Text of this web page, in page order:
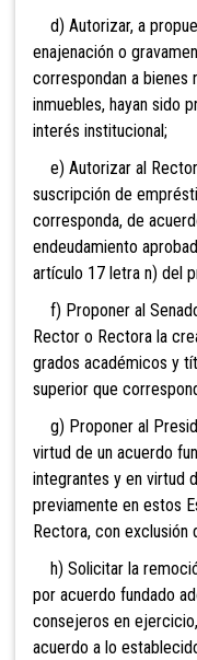
d) Autorizar, a
enajenación o
correspondan a bienes
inmuebles, hayan sido
interés institucional;
e) Autorizar al
suscripción de
corresponda, de
endeudamiento
artículo 17 letra n) del
f) Proponer al
Rector o Rectora la
grados académicos y
superior que
g) Proponer al
virtud de un acuerdo
integrantes y en virtud
previamente en estos
Rectora, con exclusión
h) Solicitar la
por acuerdo fundado
consejeros en
acuerdo a lo